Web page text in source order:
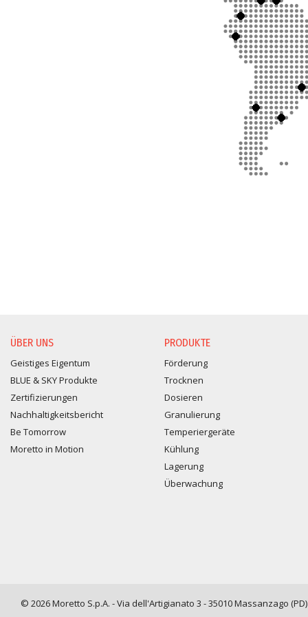
ÜBER UNS
Geistiges Eigentum
BLUE & SKY Produkte
Zertifizierungen
Nachhaltigkeitsbericht
Be Tomorrow
Moretto in Motion
PRODUKTE
Förderung
Trocknen
Dosieren
Granulierung
Temperiergeräte
Kühlung
Lagerung
Überwachung
© 2026 Moretto S.p.A. - Via dell'Artigianato 3 - 35010 Massanzago